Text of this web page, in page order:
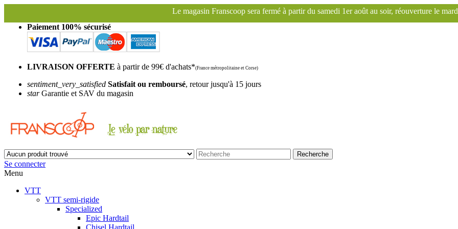
Le magasin Franscoop sera fermé à partir du samedi 1er août au soir, réouverture le mardi 1er septembre. Le site
Paiement 100% sécurisé
LIVRAISON OFFERTE à partir de 99€ d'achats*(France métropolitaine et Corse)
sentiment_very_satisfied Satisfait ou remboursé, retour jusqu'à 15 jours
starGarantie et SAV du magasin
Recherche
Se connecter
Menu
VTT
VTT semi-rigide
Specialized
Epic Hardtail
Chisel Hardtail